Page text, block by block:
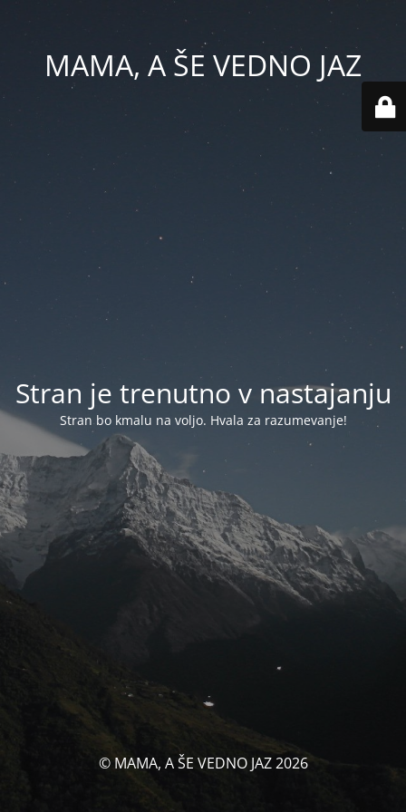
MAMA, A ŠE VEDNO JAZ
Stran je trenutno v nastajanju
Stran bo kmalu na voljo. Hvala za razumevanje!
© MAMA, A ŠE VEDNO JAZ 2026